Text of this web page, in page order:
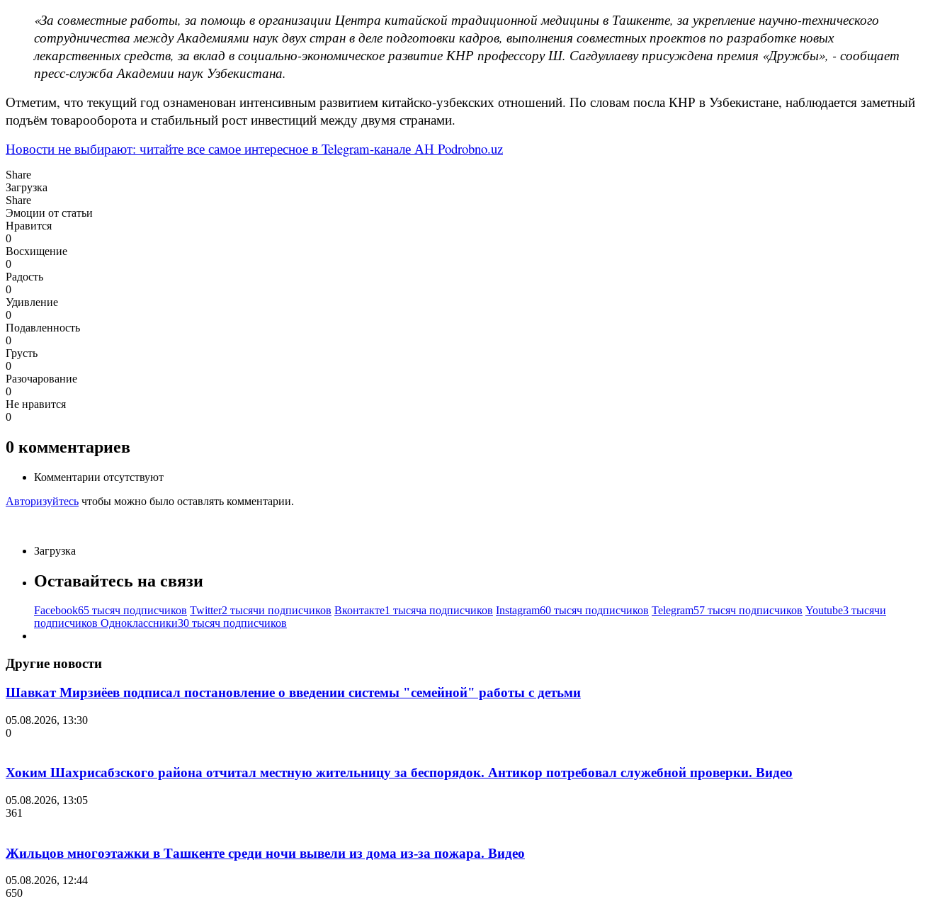
«За совместные работы, за помощь в организации Центра китайской традиционной медицины в Ташкенте, за укрепление научно-технического
сотрудничества между Академиями наук двух стран в деле подготовки кадров, выполнения совместных проектов по разработке новых
лекарственных средств, за вклад в социально-экономическое развитие КНР профессору Ш. Сагдуллаеву присуждена премия «Дружбы», - сообщает
пресс-служба Академии наук Узбекистана.
Отметим, что текущий год ознаменован интенсивным развитием китайско-узбекских отношений. По словам посла КНР в Узбекистане, наблюдается заметный
подъём товарооборота и стабильный рост инвестиций между двумя странами.
Новости не выбирают: читайте все самое интересное в Telegram-канале АН Podrobno.uz
Share
Загрузка
Share
Эмоции от статьи
Нравится
0
Восхищение
0
Радость
0
Удивление
0
Подавленность
0
Грусть
0
Разочарование
0
Не нравится
0
0 комментариев
Комментарии отсутствуют
Авторизуйтесь чтобы можно было оставлять комментарии.
Загрузка
Оставайтесь на связи
Facebook65 тысяч подписчиков Twitter2 тысячи подписчиков Вконтакте1 тысяча подписчиков Instagram60 тысяч подписчиков Telegram57 тысяч подписчиков Youtube3 тысячи
подписчиков Одноклассники30 тысяч подписчиков
Другие новости
Шавкат Мирзиёев подписал постановление о введении системы "семейной" работы с детьми
05.08.2026, 13:30
0
Хоким Шахрисабзского района отчитал местную жительницу за беспорядок. Антикор потребовал служебной проверки. Видео
05.08.2026, 13:05
361
Жильцов многоэтажки в Ташкенте среди ночи вывели из дома из-за пожара. Видео
05.08.2026, 12:44
650